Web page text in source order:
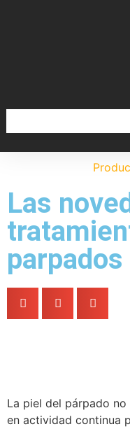
Las
parpados
La piel del párpado
en actividad continua